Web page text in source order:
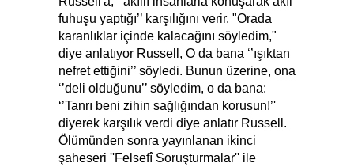
fuhuşu yaptığı’’ karşılığını verir. "Orada
karanlıklar içinde kalacağını söyledim,"
diye anlatıyor Russell, O da bana ‘’ışıktan
nefret ettiğini’’ söyledi. Bunun üzerine, ona
‘’deli olduğunu’’ söyledim, o da bana:
‘’Tanrı beni zihin sağlığından korusun!’'
diyerek karşılık verdi diye anlatır Russell.
Ölümünden sonra yayınlanan ikinci
şaheseri ''Felsefî Soruşturmalar'' ile